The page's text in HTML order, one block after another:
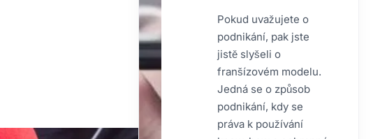
Pokud uvažujete o
podnikání, pak jste
jistě slyšeli o
franšízovém modelu.
Jedná se o způsob
podnikání, kdy se
práva k používání